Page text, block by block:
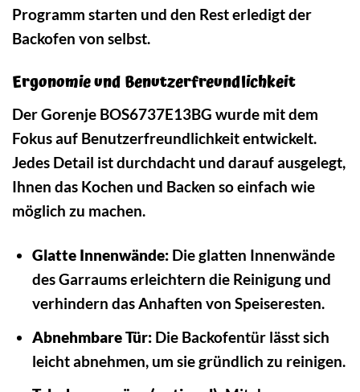
Programm starten und den Rest erledigt der
Backofen von selbst.
Ergonomie und Benutzerfreundlichkeit
Der Gorenje BOS6737E13BG wurde mit dem
Fokus auf Benutzerfreundlichkeit entwickelt.
Jedes Detail ist durchdacht und darauf ausgelegt,
Ihnen das Kochen und Backen so einfach wie
möglich zu machen.
Glatte Innenwände:Die glatten Innenwände
des Garraums erleichtern die Reinigung und
verhindern das Anhaften von Speiseresten.
Abnehmbare Tür:Die Backofentür lässt sich
leicht abnehmen, um sie gründlich zu reinigen.